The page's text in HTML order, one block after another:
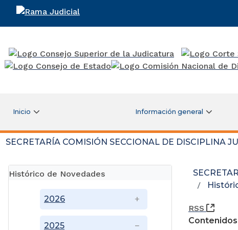
Rama Judicial
Inicio Información general
SECRETARÍA COMISIÓN SECCIONAL DE DISCIPLINA
Histórico de Novedades
2025
2026
RSS
(Abre